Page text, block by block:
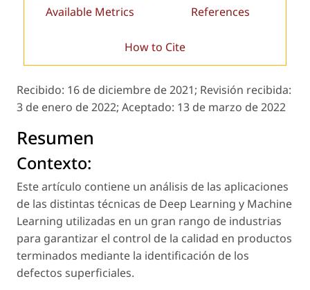
Available Metrics References
How to Cite
Recibido: 16 de diciembre de 2021; Revisión recibida:
3 de enero de 2022; Aceptado: 13 de marzo de 2022
Resumen
Contexto:
Este artículo contiene un análisis de las aplicaciones
de las distintas técnicas de Deep Learning y Machine
Learning utilizadas en un gran rango de industrias
para garantizar el control de la calidad en productos
terminados mediante la identificación de los
defectos superficiales.